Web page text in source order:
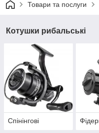
Товари та послуги
Котушки рибальські
Спінінгові